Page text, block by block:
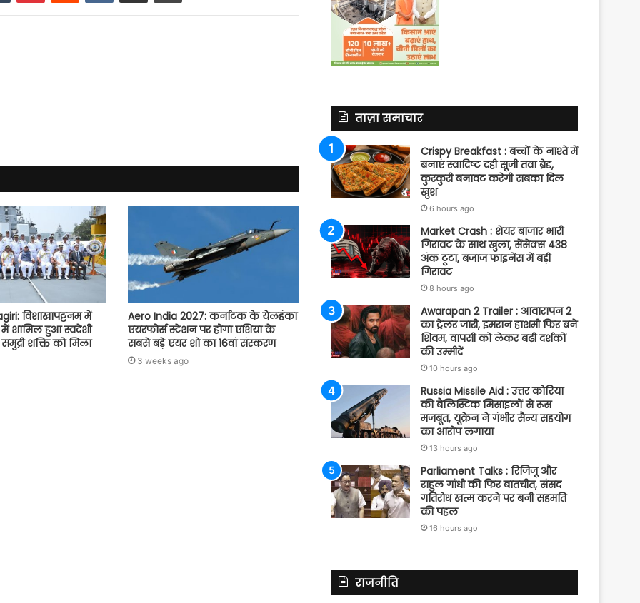
विशाखापट्टनम में
में शामिल हुआ स्वदेशी
शक्ति को मिला
Aero India 2027: कर्नाटक के येलहंका
एयरफोर्स स्टेशन पर होगा एशिया के
सबसे बड़े एयर शो का 16वां संस्करण
3 weeks ago
ताज़ा समाचार
Crispy Breakfast : बच्चों के नाश्ते में
बनाएं स्वादिष्ट दही सूजी तवा ब्रेड,
कुरकुरी बनावट करेगी सबका दिल
खुश
6 hours ago
Market Crash : शेयर बाजार भारी
गिरावट के साथ खुला, सेंसेक्स 438
अंक टूटा, बजाज फाइनेंस में बड़ी
गिरावट
8 hours ago
Awarapan 2 Trailer : आवारापन 2
का ट्रेलर जारी, इमरान हाशमी फिर बने
शिवम, वापसी को लेकर बढ़ी दर्शकों
की उम्मीदें
10 hours ago
Russia Missile Aid : उत्तर कोरिया
की बैलिस्टिक मिसाइलों से रूस
मजबूत, यूक्रेन ने गंभीर सैन्य सहयोग
का आरोप लगाया
13 hours ago
Parliament Talks : रिजिजू और
राहुल गांधी की फिर बातचीत, संसद
गतिरोध खत्म करने पर बनी सहमति
की पहल
16 hours ago
राजनीति